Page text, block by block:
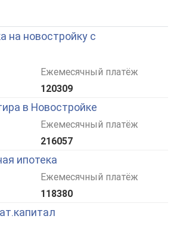
на новостройку с
Ежемесячный платёж
120309
в Новостройке
Ежемесячный платёж
216057
ипотека
Ежемесячный платёж
118380